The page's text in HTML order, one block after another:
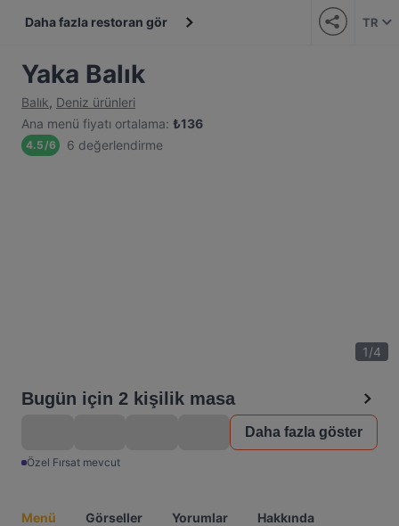
Daha fazla restoran gör TR
Yaka Balık
Balık, Deniz ürünleri
Ana menü fiyatı ortalama: ₺136
4.5/6 6 değerlendirme
1/4
Bugün için 2 kişilik masa
Daha fazla göster
Özel Fırsat mevcut
Menü Görseller Yorumlar Hakkında